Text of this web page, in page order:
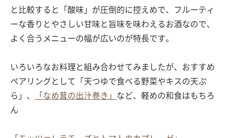
と比較すると「酸味」が圧倒的に控えめで、フルーティ
ーな香りとやさしい甘味と旨味を味わえるお酒なので、
よく合うメニューの幅が広いのが特長です。
いろいろなお料理と組み合わせてみましたが、おすすめ
ペアリングとして「天つゆで食べる野菜やキスの天ぷ
ら」、
「なめ茸の出汁巻き」 など、軽めの和食はもちろ
ん